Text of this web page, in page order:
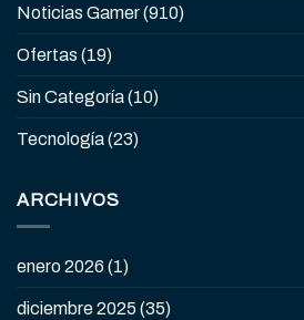
Noticias Gamer(910)
Ofertas (19)
Sin Categoría(10)
Tecnología(23)
ARCHIVOS
enero 2026 (1)
diciembre 2025 (35)